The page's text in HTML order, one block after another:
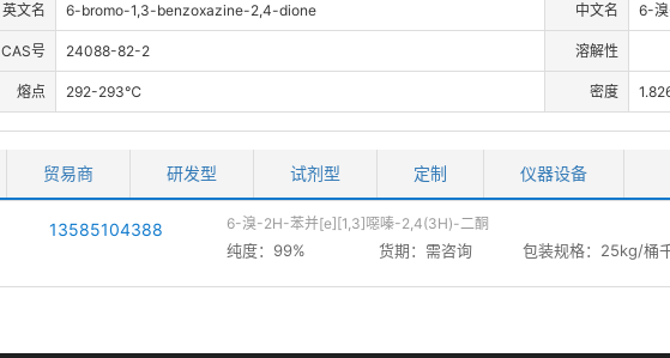
英文名 6-bromo-1,3-benzoxazine-2,4-dione 中文名 6-
CAS号 24088-82-2 溶解性
熔点 292-293℃ 密度
贸易商 研发型 试剂型 定制 仪器设备
13585104388 6-溴-2H-苯并[e][1,3]噁嗪-2,4(3H)-二酮
纯度：99% 货期： 需咨询 包装规格： 25kg/桶